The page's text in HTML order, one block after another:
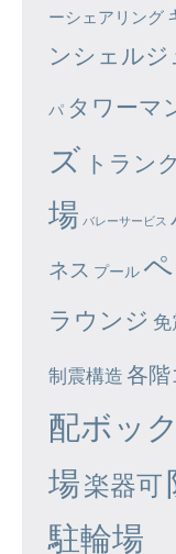
ーシェアリング
ンシェルジ
パ タワーマ
ズ トラン
場 バレーサービス
ネス プール
ラウンジ 免
制震構造 各階
配ボッ
場楽器可
駐輪場